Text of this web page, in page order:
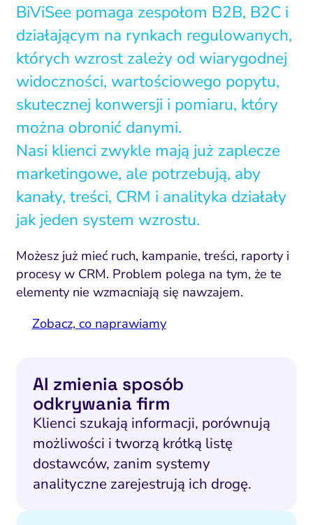
BiViSee pomaga zespołom B2B, B2C i
działającym na rynkach regulowanych,
których wzrost zależy od wiarygodnej
widoczności, wartościowego popytu,
skutecznej konwersji i pomiaru, który
można obronić danymi.
Nasi klienci zwykle mają już zaplecze
marketingowe, ale potrzebują, aby
kanały, treści, CRM i analityka działały
jak jeden system wzrostu.
Możesz już mieć ruch, kampanie, treści, raporty i
procesy w CRM. Problem polega na tym, że te
elementy nie wzmacniają się nawzajem.
Zobacz, co naprawiamy
AI zmienia sposób
odkrywania firm
Klienci szukają informacji, porównują
możliwości i tworzą krótką listę
dostawców, zanim systemy
analityczne zarejestrują ich drogę.